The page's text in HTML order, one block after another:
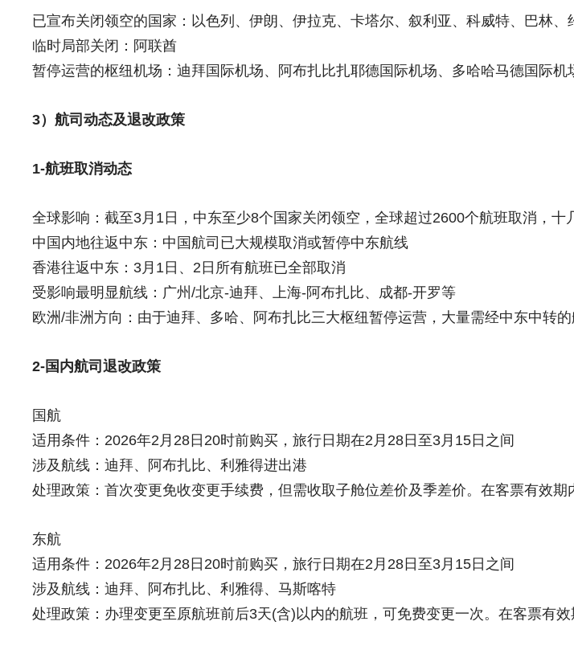
已宣布关闭领空的国家：以色列、伊朗、伊拉克、卡塔尔、叙利亚、科威特、巴林、
临时局部关闭：阿联酋
暂停运营的枢纽机场：迪拜国际机场、阿布扎比扎耶德国际机场、多哈哈马德国际机
3）航司动态及退改政策
1-航班取消动态
全球影响：截至3月1日，中东至少8个国家关闭领空，全球超过2600个航班取消，十
中国内地往返中东：中国航司已大规模取消或暂停中东航线
香港往返中东：3月1日、2日所有航班已全部取消
受影响最明显航线：广州/北京-迪拜、上海-阿布扎比、成都-开罗等
欧洲/非洲方向：由于迪拜、多哈、阿布扎比三大枢纽暂停运营，大量需经中东中转
2-国内航司退改政策
国航
适用条件：2026年2月28日20时前购买，旅行日期在2月28日至3月15日之间
涉及航线：迪拜、阿布扎比、利雅得进出港
处理政策：首次变更免收变更手续费，但需收取子舱位差价及季差价。在客票有效
东航
适用条件：2026年2月28日20时前购买，旅行日期在2月28日至3月15日之间
涉及航线：迪拜、阿布扎比、利雅得、马斯喀特
处理政策：办理变更至原航班前后3天(含)以内的航班，可免费变更一次。在客票有